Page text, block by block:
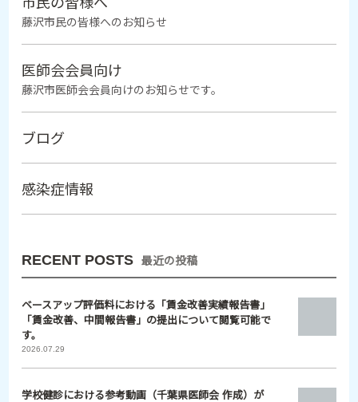
市民の皆様へ
藤沢市民の皆様へのお知らせ
医師会会員向け
藤沢市医師会会員向けのお知らせです。
ブログ
感染症情報
RECENT POSTS 最近の投稿
ベースアップ評価料における「賃金改善実績報告書」
「賃金改善、中間報告書」の提出について閲覧可能で
す。
2026.07.29
学校健診における参考動画（千葉県医師会 作成）が